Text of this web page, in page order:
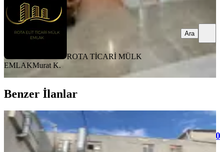
ROTA TİCARİ MÜLK
EMLAKMurat K.
Ara
Benzer İlanlar
Sahibinden
M2 Kiralık İşyeri.